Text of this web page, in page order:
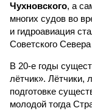
Чухновского, а
многих судов во
и гидроавиация
Советского
В 20-е годы
лётчик». Лётчики,
подготовке
молодой тогда